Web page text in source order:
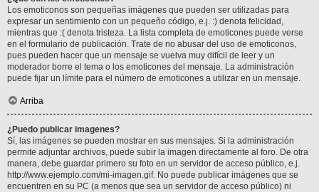
Los emoticonos son pequeñas imágenes que pueden ser utilizadas para
expresar un sentimiento con un pequeño código, e.j. :) denota felicidad,
mientras que :( denota tristeza. La lista completa de emoticones puede verse
en el formulario de publicación. Trate de no abusar del uso de emoticonos,
pues pueden hacer que un mensaje se vuelva muy difícil de leer y un
moderador borre el tema o los emoticones del mensaje. La administración
puede fijar un límite para el número de emoticones a utilizar en un mensaje.
Arriba
¿Puedo publicar imagenes?
Sí, las imágenes se pueden mostrar en sus mensajes. Si la administración
permite adjuntar archivos, puede subir la imagen directamente al foro. De otra
manera, debe guardar primero su foto en un servidor de acceso público, e.j.
http://www.ejemplo.com/mi-imagen.gif. No puede publicar imágenes que se
encuentren en su PC (a menos que sea un servidor de acceso público) ni